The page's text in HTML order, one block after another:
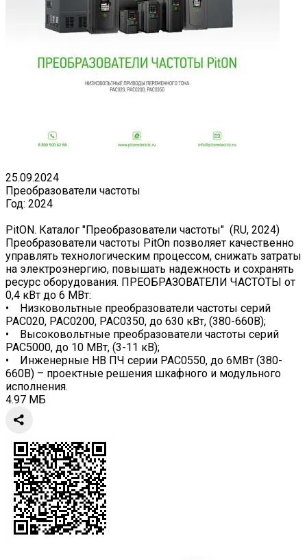
25.09.2024
Преобразователи частоты
Год: 2024
PitON. Каталог "Преобразователи частоты" (RU, 2024)
Преобразователи частоты PitOn позволяет качественно
управлять технологическим процессом, снижать затраты
на электроэнергию, повышать надежность и сохранять
ресурс оборудования. ПРЕОБРАЗОВАТЕЛИ ЧАСТОТЫ от
0,4 кВт до 6 МВт:
• Низковольтные преобразователи частоты серий
PAC020, PAC0200, PAC0350, до 630 кВт, (380-660В);
• Высоковольтные преобразователи частоты серий
PAC5000, до 10 МВт, (3-11 кВ);
• Инженерные НВ ПЧ серии PAC0550, до 6МВт (380-
660В) – проектные решения шкафного и модульного
исполнения.
4.97 МБ